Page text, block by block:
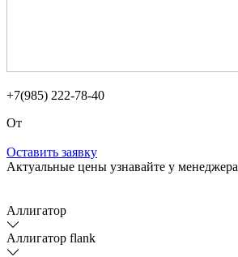
+7(985) 222-78-40
От
Оставить заявку
Актуальные цены узнавайте у менеджера
Аллигатор
Аллигатор flank